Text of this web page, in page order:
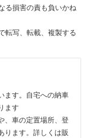
る損害の責も負いかね
転写、転載、複製する
ます。自宅への納車
ます
、車の定置場所、登
ります。詳しくは販